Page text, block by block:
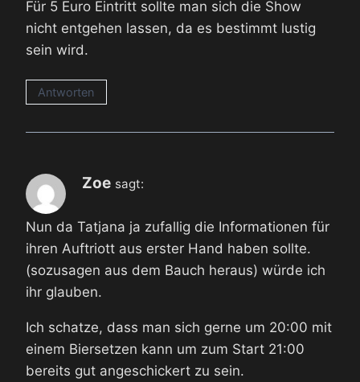
Für 5 Euro Eintritt sollte man sich die Show
nicht entgehen lassen, da es bestimmt lustig
sein wird.
Antworten
Zoe sagt:
Nun da Tatjana ja zufallig die Informationen für
ihren Auftriott aus erster Hand haben sollte.
(sozusagen aus dem Bauch heraus) würde ich
ihr glauben.
Ich schatze, dass man sich gerne um 20:00 mit
einem Biersetzen kann um zum Start 21:00
bereits gut angeschickert zu sein.